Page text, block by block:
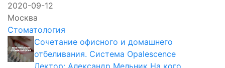
2020-09-12
Москва
Стоматология
Сочетание офисного и домашнего
отбеливания. Система Opalescence
Лектор: Александр Мельник На кого